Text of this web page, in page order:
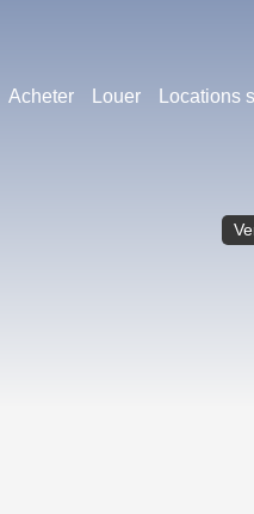
Acheter Louer Locations